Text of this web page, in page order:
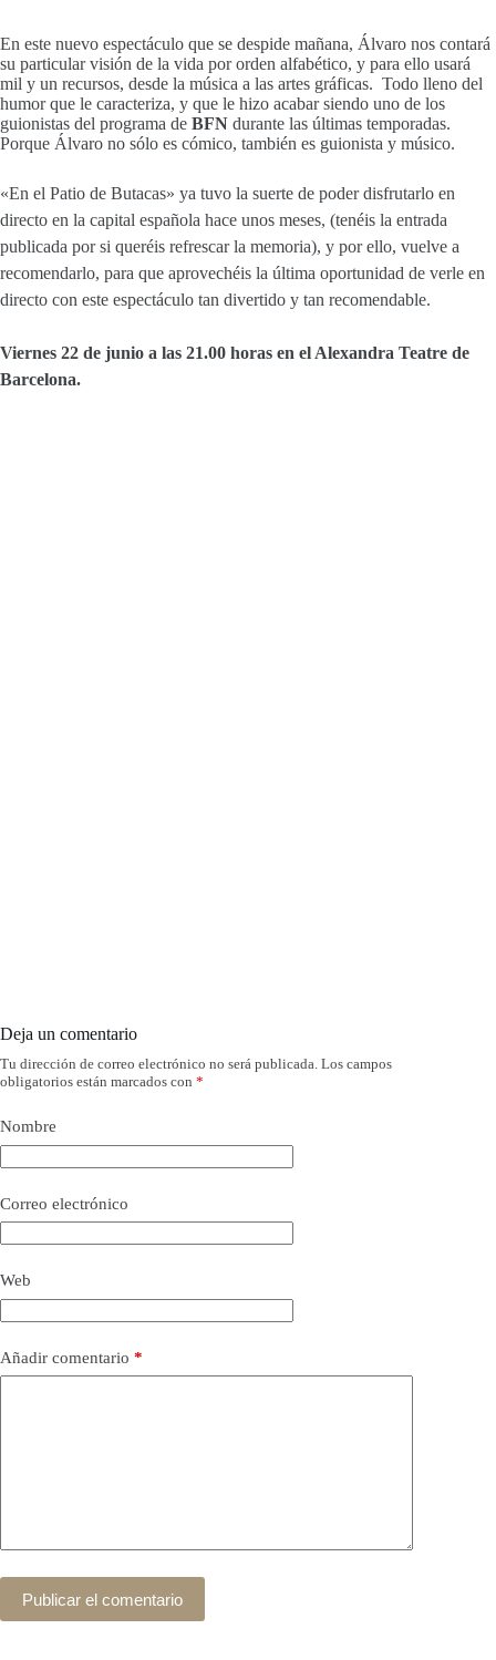
En este nuevo espectáculo que se despide mañana, Álvaro nos contará
su particular visión de la vida por orden alfabético, y para ello usará
mil y un recursos, desde la música a las artes gráficas. Todo lleno del
humor que le caracteriza, y que le hizo acabar siendo uno de los
guionistas del programa de BFN durante las últimas temporadas.
Porque Álvaro no sólo es cómico, también es guionista y músico.
«En el Patio de Butacas» ya tuvo la suerte de poder disfrutarlo en
directo en la capital española hace unos meses, (tenéis la entrada
publicada por si queréis refrescar la memoria), y por ello, vuelve a
recomendarlo, para que aprovechéis la última oportunidad de verle en
directo con este espectáculo tan divertido y tan recomendable.
Viernes 22 de junio a las 21.00 horas en el Alexandra Teatre de
Barcelona.
Deja un comentario
Tu dirección de correo electrónico no será publicada. Los campos
obligatorios están marcados con *
Nombre
Correo electrónico
Web
Añadir comentario *
Publicar el comentario